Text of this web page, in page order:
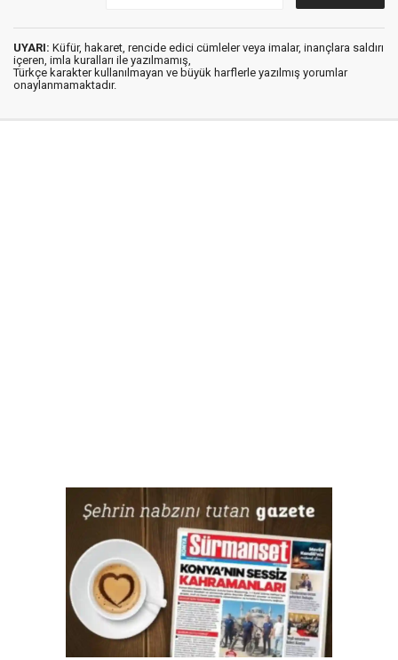
UYARI: Küfür, hakaret, rencide edici cümleler veya imalar, inançlara saldırı
içeren, imla kuralları ile yazılmamış,
Türkçe karakter kullanılmayan ve büyük harflerle yazılmış yorumlar
onaylanmamaktadır.